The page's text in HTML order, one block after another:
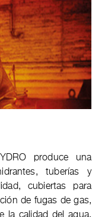
produce una
tuberías y
cubiertas para
de fugas de gas,
la calidad del agua.